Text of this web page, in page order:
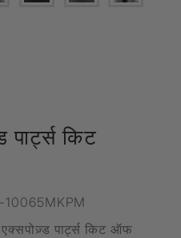
पार्ट्स किट
10065MKPM
पार्ट्स किट ऑफ